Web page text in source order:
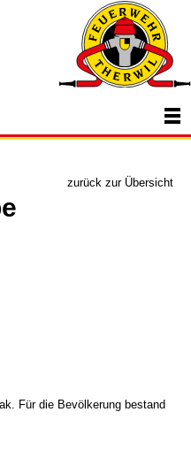
zurück zur Übersicht
Für die Bevölkerung bestand